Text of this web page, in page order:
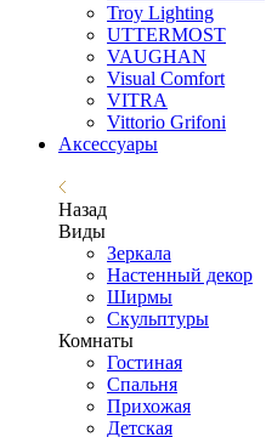
Troy Lighting
UTTERMOST
VAUGHAN
Visual Comfort
VITRA
Vittorio Grifoni
Аксессуары
Назад
Виды
Зеркала
Настенный декор
Ширмы
Скульптуры
Комнаты
Гостиная
Спальня
Прихожая
Детская